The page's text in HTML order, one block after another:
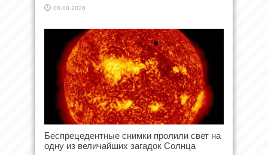
08.08.2026
Беспрецедентные снимки пролили свет на
одну из величайших загадок Солнца